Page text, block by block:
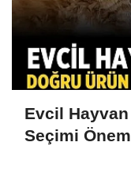
Evcil Hayvan
Seçimi